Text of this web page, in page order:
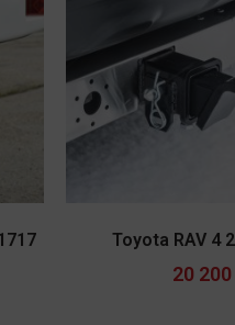
Toyota RAV 4
20 200